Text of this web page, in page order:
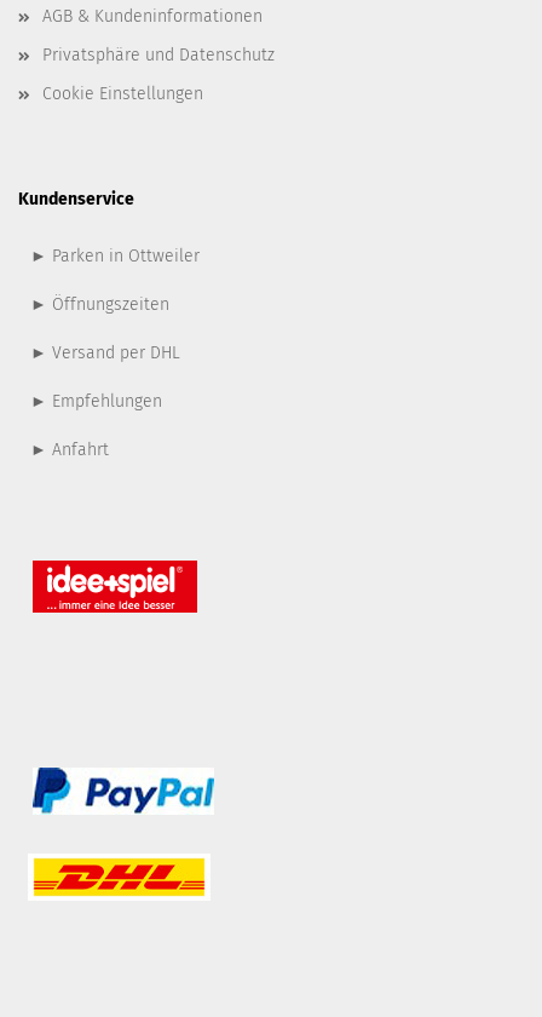
AGB & Kundeninformationen
Privatsphäre und Datenschutz
Cookie Einstellungen
Kundenservice
► Parken in Ottweiler
► Öffnungszeiten
► Versand per DHL
► Empfehlungen
► Anfahrt